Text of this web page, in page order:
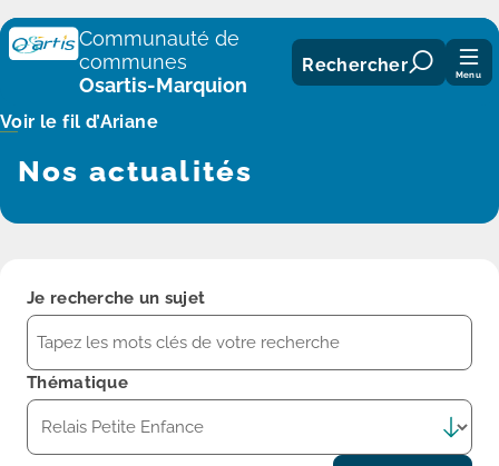
Panneau de gestion des cookies
Communauté de
communes
Osartis-Marquion
Rechercher Menu
Voir le fil d’Ariane
Nos actualités
Je recherche un sujet
Thématique